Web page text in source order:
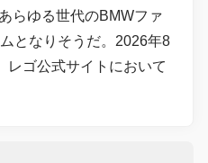
らゆる世代のBMWファ
となりそうだ。2026年8
レゴ公式サイトにおいて